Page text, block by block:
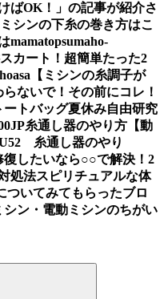
ばOK！」の記事が紹介さ
シンの下糸の巻き方はこ
mamatopsumaho-
カート！超簡単たった2
【ミシンの糸調子が
ないで！その前にコレ！
トバッグ夏休み自由研究
糸通し器のやり方【動
糸通し器のやり
復したいなら○○で解決！2
処法スピリチュアルな体
ついてみてもらったブロ
ン・電動ミシンのちがい